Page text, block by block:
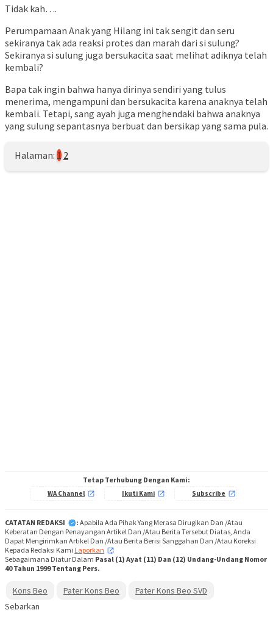
Tidak kah….
Perumpamaan Anak yang Hilang ini tak sengit dan seru
sekiranya tak ada reaksi protes dan marah dari si sulung?
Sekiranya si sulung juga bersukacita saat melihat adiknya telah
kembali?
Bapa tak ingin bahwa hanya dirinya sendiri yang tulus
menerima, mengampuni dan bersukacita karena anaknya telah
kembali. Tetapi, sang ayah juga menghendaki bahwa anaknya
yang sulung sepantasnya berbuat dan bersikap yang sama pula.
Halaman: 1 2
Tetap Terhubung Dengan Kami:
WA Channel Ikuti Kami Subscribe
CATATAN REDAKSI : Apabila Ada Pihak Yang Merasa Dirugikan Dan /Atau
Keberatan Dengan Penayangan Artikel Dan /Atau Berita Tersebut Diatas, Anda
Dapat Mengirimkan Artikel Dan /Atau Berita Berisi Sanggahan Dan /Atau Koreksi
Kepada Redaksi Kami Laporkan
,
Sebagaimana Diatur Dalam Pasal (1) Ayat (11) Dan (12) Undang-Undang Nomor
40 Tahun 1999 Tentang Pers.
Kons Beo Pater Kons Beo
Pater Kons Beo SVD
Sebarkan